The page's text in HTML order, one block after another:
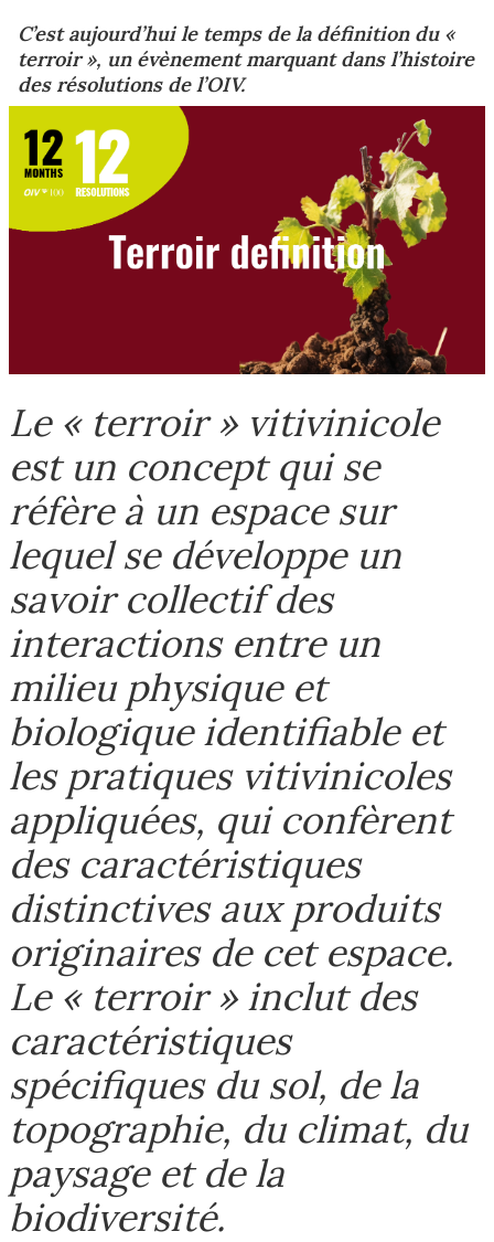
C’est aujourd’hui le temps de la définition du «
terroir », un évènement marquant dans l’histoire
des résolutions de l’OIV.
Le « terroir » vitivinicole
est un concept qui se
réfère à un espace sur
lequel se développe un
savoir collectif des
interactions entre un
milieu physique et
biologique identifiable et
les pratiques vitivinicoles
appliquées, qui confèrent
des caractéristiques
distinctives aux produits
originaires de cet espace.
Le « terroir » inclut des
caractéristiques
spécifiques du sol, de la
topographie, du climat, du
paysage et de la
biodiversité.